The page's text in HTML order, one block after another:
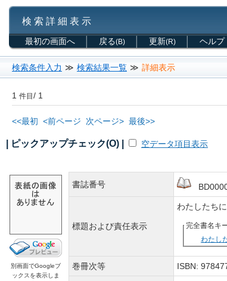
検 索 詳 細 表 示
最初の画面へ 戻る(B) 更新(R) ヘルプ
検索条件入力 ≫ 検索結果一覧 ≫ 詳細表示
1 件目/ 1
<<最初 <前ページ 次ページ> 最後>>
| ピックアップチェック(O) |
空データ項目表示
別画面でGoogleブ
ックスを表示しま
書誌番号
標題および責任表示
わたしたち
完全書名キ
わたし
巻冊次等 ISBN: